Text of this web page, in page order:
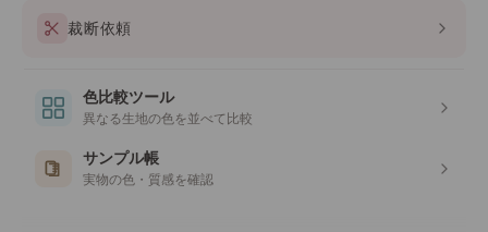
裁断依頼
色比較ツール
異なる生地の色を並べて比較
サンプル帳
実物の色・質感を確認